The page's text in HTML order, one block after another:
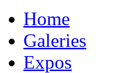
Home
Galeries
Expos